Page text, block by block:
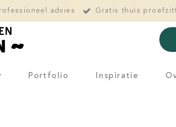
advies Gratis thuis
Portfolio Inspiratie